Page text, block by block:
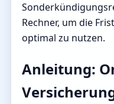
Rechner, um die
optimal zu nutzen.
Anleitung: